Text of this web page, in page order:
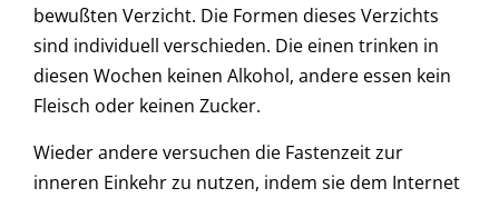
bewußten Verzicht. Die Formen dieses Verzichts
sind individuell verschieden. Die einen trinken in
diesen Wochen keinen Alkohol, andere essen kein
Fleisch oder keinen Zucker.
Wieder andere versuchen die Fastenzeit zur
inneren Einkehr zu nutzen, indem sie dem Internet